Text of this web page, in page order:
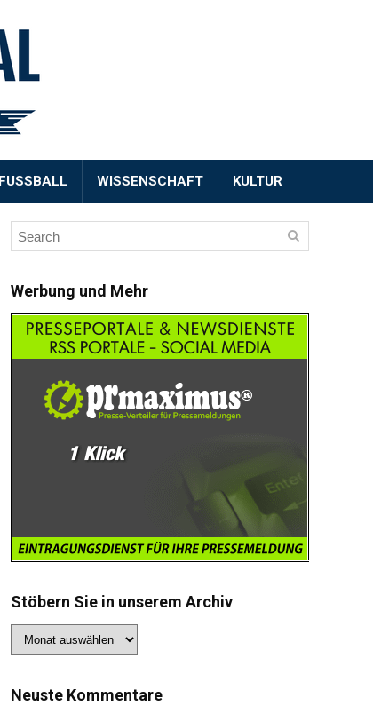
FUSSBALL WISSENSCHAFT KULTUR
Werbung und Mehr
Stöbern Sie in unserem Archiv
Sie
Archiv
Neuste Kommentare